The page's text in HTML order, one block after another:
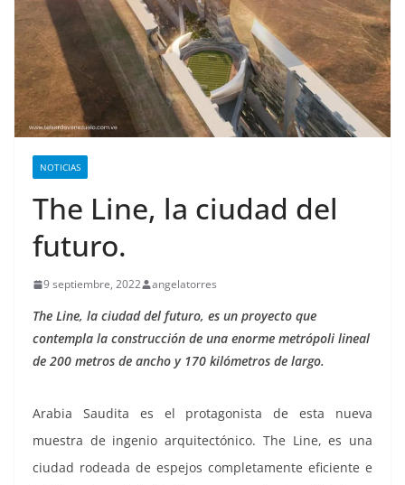
NOTICIAS
The Line, la ciudad del
futuro.
9 septiembre, 2022 angelatorres
The Line, la ciudad del futuro, es un proyecto que
contempla la construcción de una enorme metrópoli lineal
de 200 metros de ancho y 170 kilómetros de largo.
Arabia Saudita es el protagonista de esta nueva
muestra de ingenio arquitectónico. The Line, es una
ciudad rodeada de espejos completamente eficiente e